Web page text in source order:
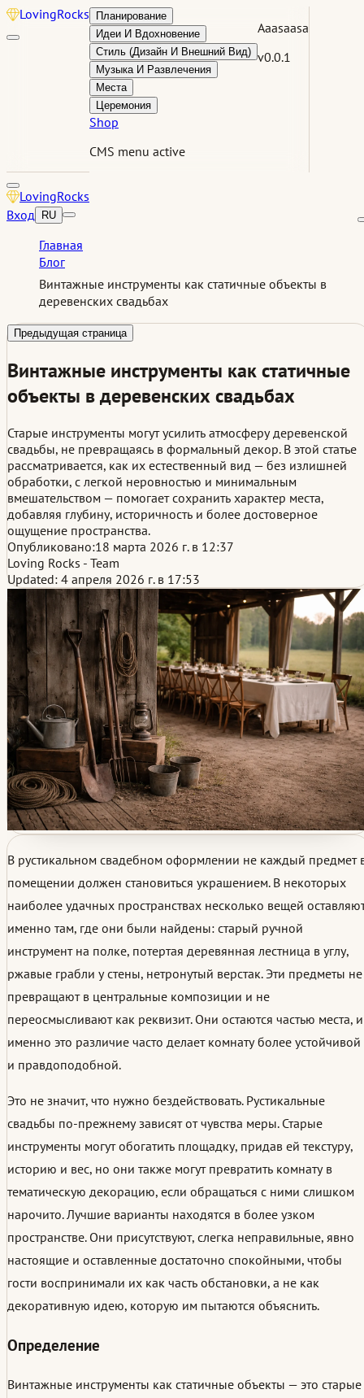
LovingRocks
Планирование
Идеи И Вдохновение
Стиль (Дизайн И Внешний Вид)
Музыка И Развлечения
Места
Церемония
Shop
CMS menu active
Aaasaasa
v0.0.1
LovingRocks
Вход RU
Главная
Блог
Винтажные инструменты как статичные объекты в
деревенских свадьбах
Предыдущая страница
Винтажные инструменты как статичные
объекты в деревенских свадьбах
Старые инструменты могут усилить атмосферу деревенской
свадьбы, не превращаясь в формальный декор. В этой статье
рассматривается, как их естественный вид — без излишней
обработки, с легкой неровностью и минимальным
вмешательством — помогает сохранить характер места,
добавляя глубину, историчность и более достоверное
ощущение пространства.
Опубликовано:18 марта 2026 г. в 12:37
Loving Rocks - Team
Updated: 4 апреля 2026 г. в 17:53
В рустикальном свадебном оформлении не каждый предмет
помещении должен становиться украшением. В некоторых
наиболее удачных пространствах несколько вещей
именно там, где они были найдены: старый ручной
инструмент на полке, потертая деревянная лестница в углу,
ржавые грабли у стены, нетронутый верстак. Эти предметы не
превращают в центральные композиции и не
переосмысливают как реквизит. Они остаются частью места, и
именно это различие часто делает комнату более устойчивой
и правдоподобной.
Это не значит, что нужно бездействовать. Рустикальные
свадьбы по-прежнему зависят от чувства меры. Старые
инструменты могут обогатить площадку, придав ей текстуру,
историю и вес, но они также могут превратить комнату в
тематическую декорацию, если обращаться с ними слишком
нарочито. Лучшие варианты находятся в более узком
пространстве. Они присутствуют, слегка неправильные, явно
настоящие и оставленные достаточно спокойными, чтобы
гости воспринимали их как часть обстановки, а не как
декоративную идею, которую им пытаются объяснить.
Определение
Винтажные инструменты как статичные объекты — это старые